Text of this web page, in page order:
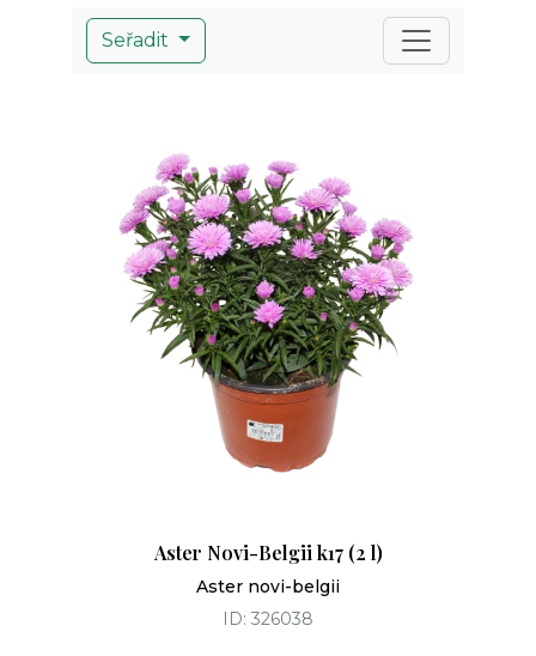
Seřadit
Aster Novi-Belgii k17 (2 l)
Aster novi-belgii
ID: 326038